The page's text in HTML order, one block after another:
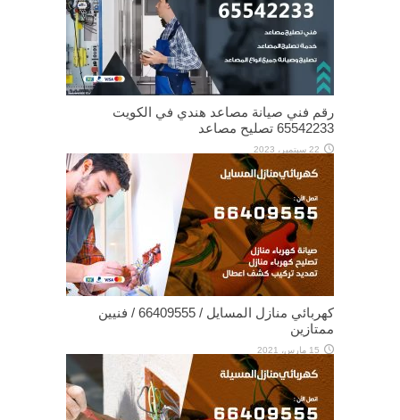
رقم فني صيانة مصاعد هندي في الكويت
65542233 تصليح مصاعد
22 سبتمبر، 2023
كهربائي منازل المسايل / 66409555 / فنيين
ممتازين
15 مارس، 2021